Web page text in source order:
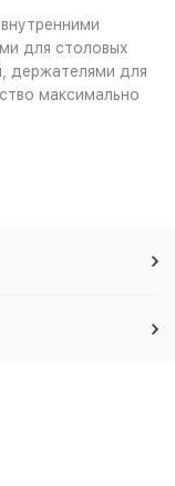
для столовых
держателями для
максимально